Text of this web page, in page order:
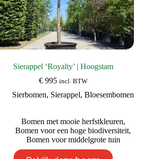
Sierappel ‘Royalty’ | Hoogstam
€995 incl. BTW
Sierbomen, Sierappel,Bloesembomen
Bomen met mooie herfstkleuren,
Bomen voor een hoge biodiversiteit,
Bomen voor middelgrote tuin